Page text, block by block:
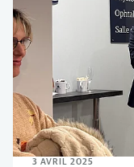
3 AVRIL 2025